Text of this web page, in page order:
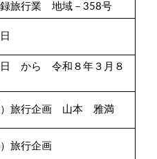
旅行業 地域－358号
日 から 令和８年３月８
）旅行企画 山本 雅満
）旅行企画